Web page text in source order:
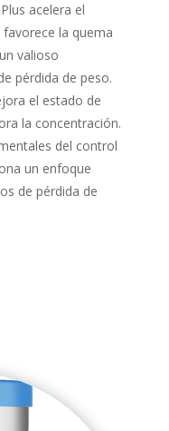
acelera el
la quema
valioso
pérdida de peso.
el estado de
la concentración.
del control
un enfoque
de pérdida de